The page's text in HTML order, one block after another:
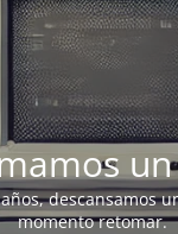
descansamos
momento retomar.